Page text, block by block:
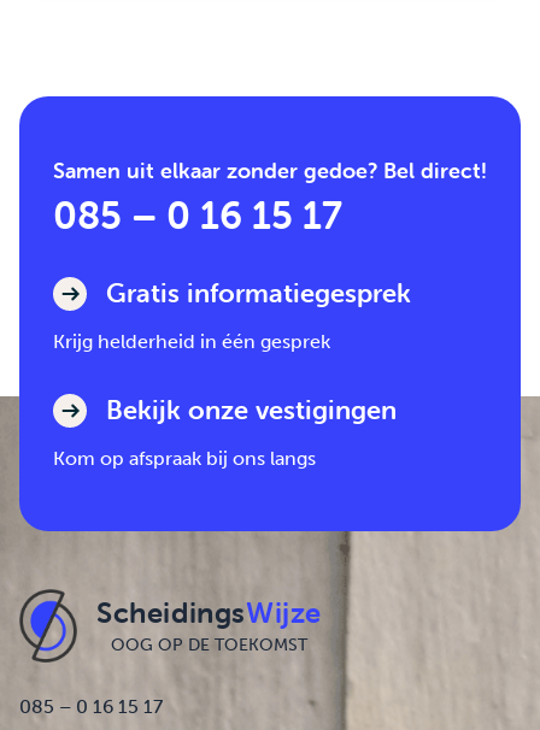
Samen uit elkaar zonder gedoe? Bel direct!
085 – 0 16 15 17
Gratis informatiegesprek
Krijg helderheid in één gesprek
Bekijk onze vestigingen
Kom op afspraak bij ons langs
ScheidingsWijze
OOG OP DE TOEKOMST
085 – 0 16 15 17